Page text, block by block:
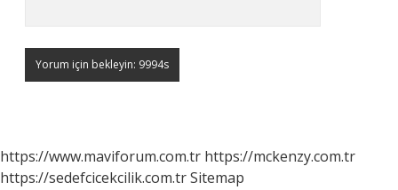
https://www.maviforum.com.tr https://mckenzy.com.tr
https://sedefcicekcilik.com.trSitemap